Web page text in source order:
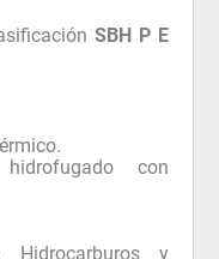
SBH P E
con
Hidrocarburos y